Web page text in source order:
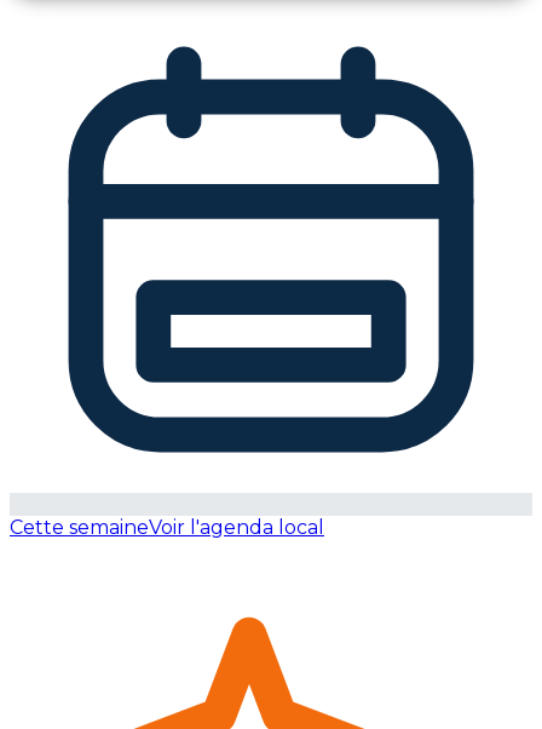
Cette semaineVoir l'agenda local